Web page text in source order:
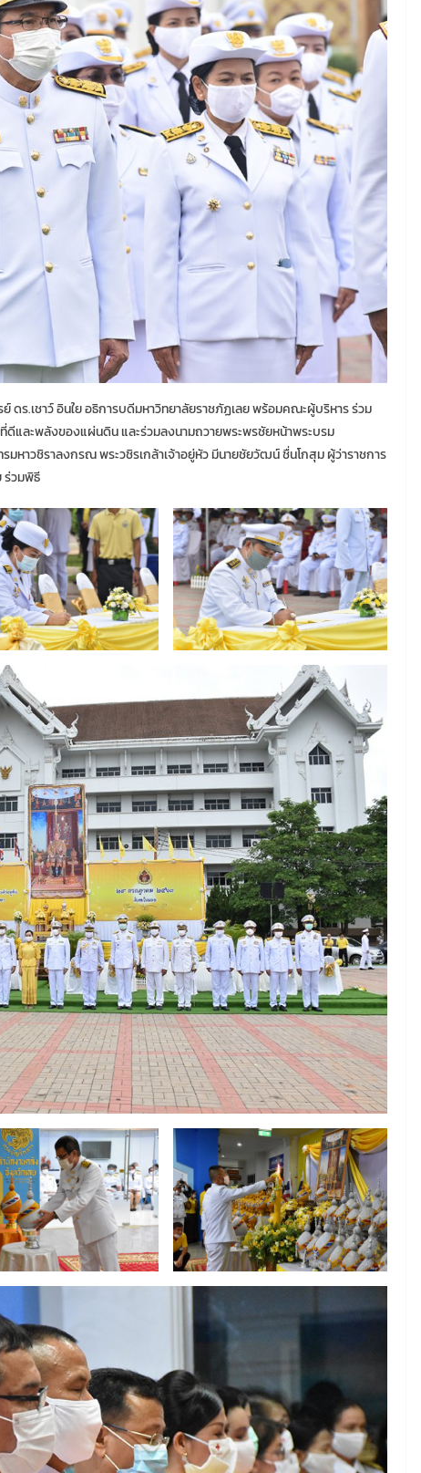
ดร.เชาว์ อินใย อธิการบดีมหาวิทยาลัยราชภัฏเลย พร้อมคณะผู้บริหาร ร่วม
ละพลังของแผ่นดิน และร่วมลงนามถวายพระพรชัยหน้าพระบรม
หาวชิราลงกรณ พระวชิรเกล้าเจ้าอยู่หัว มีนายชัยวัฒน์ ชื่นโกสุม ผู้ว่าราชการ
ร่วมพิธี